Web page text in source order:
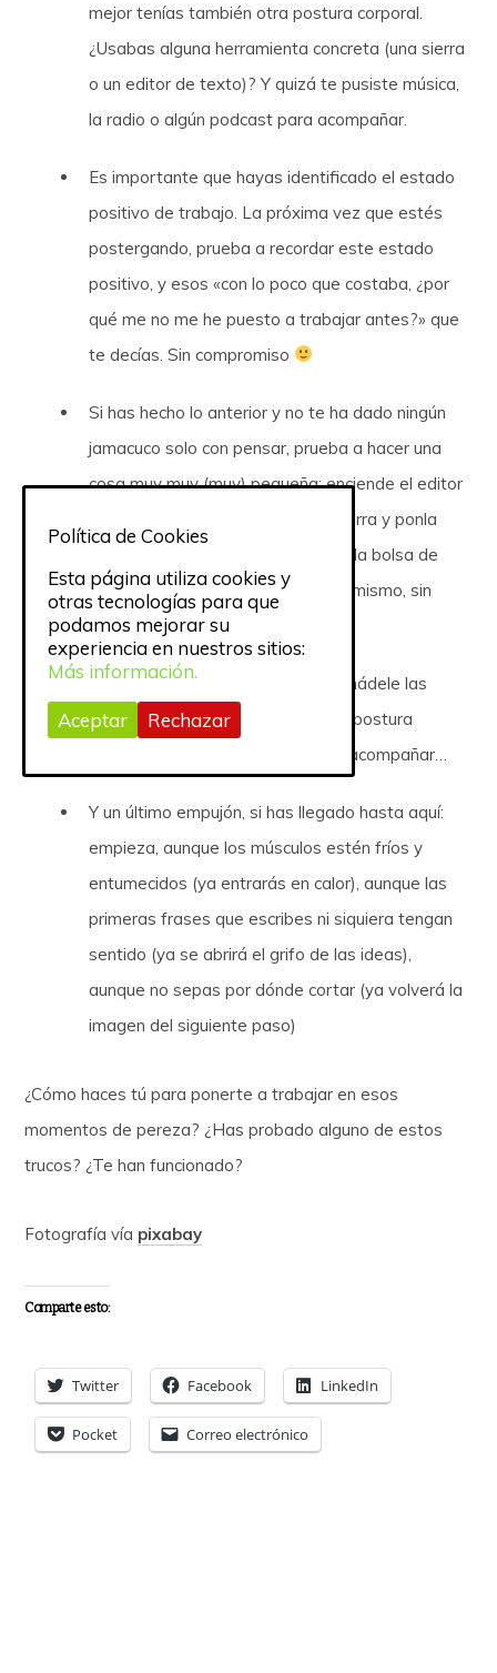
mejor tenías también otra postura corporal.
¿Usabas alguna herramienta concreta (una sierra
o un editor de texto)? Y quizá te pusiste música,
la radio o algún podcast para acompañar.
Es importante que hayas identificado el estado
positivo de trabajo. La próxima vez que estés
postergando, prueba a recordar este estado
positivo, y esos «con lo poco que costaba, ¿por
qué me no me he puesto a trabajar antes?» que
te decías. Sin compromiso
Si has hecho lo anterior y no te ha dado ningún
jamacuco solo con pensar, prueba a hacer una
cosa muy muy (muy) pequeña: enciende el editor
de texto que necesitas, saca la sierra y ponla
sobre el banco de trabajo, o toma la bolsa de
deporte del gimnasio y ábrela. Lo mismo, sin
compromiso.
Si ves que empiezas a arrancar, añádele las
otras cosas que has aprendido: la postura
corporal, la música que usas para acompañar…
Y un último empujón, si has llegado hasta aquí:
empieza, aunque los músculos estén fríos y
entumecidos (ya entrarás en calor), aunque las
primeras frases que escribes ni siquiera tengan
sentido (ya se abrirá el grifo de las ideas),
aunque no sepas por dónde cortar (ya volverá la
imagen del siguiente paso)
¿Cómo haces tú para ponerte a trabajar en esos
momentos de pereza? ¿Has probado alguno de estos
trucos? ¿Te han funcionado?
Fotografía vía pixabay
Comparte esto:
Twitter Facebook LinkedIn
Pocket Correo electrónico
Política de Cookies
Esta página utiliza cookies y
otras tecnologías para que
podamos mejorar su
experiencia en nuestros sitios:
Más información.
Aceptar Rechazar